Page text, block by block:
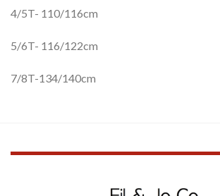
4/5T- 110/116cm
5/6T- 116/122cm
7/8T-134/140cm